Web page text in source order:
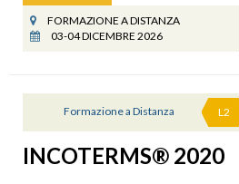
FORMAZIONE A DISTANZA
03-04 DICEMBRE 2026
Formazione a Distanza L2
INCOTERMS® 2020